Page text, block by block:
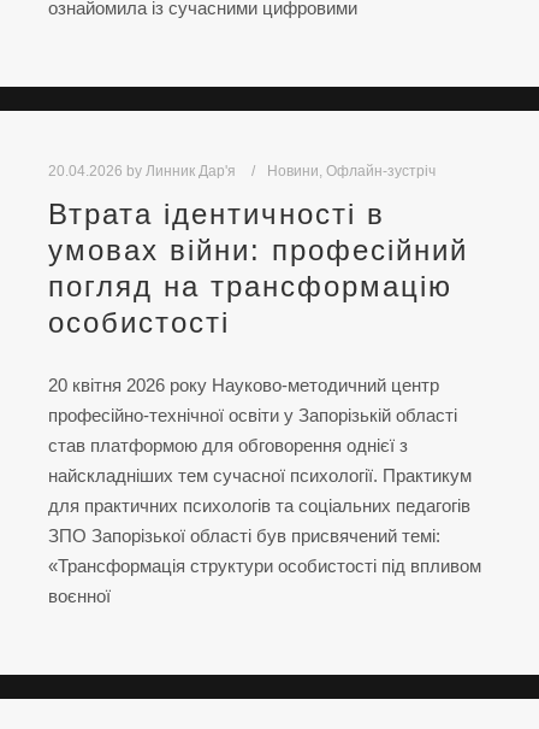
ознайомила із сучасними цифровими
20.04.2026 by Линник Дар'я Новини Офлайн-зустріч
Втрата ідентичності в
умовах війни: професійний
погляд на трансформацію
особистості
20 квітня 2026 року Науково-методичний центр
професійно-технічної освіти у Запорізькій області
став платформою для обговорення однієї з
найскладніших тем сучасної психології. Практикум
для практичних психологів та соціальних педагогів
ЗПО Запорізької області був присвячений темі:
«Трансформація структури особистості під впливом
воєнної